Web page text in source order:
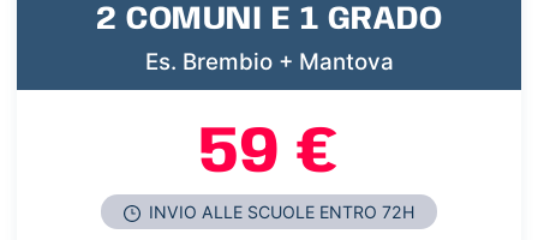
2 COMUNI E 1 GRADO
Es. Brembio + Mantova
59 €
INVIO ALLE SCUOLE ENTRO 72H